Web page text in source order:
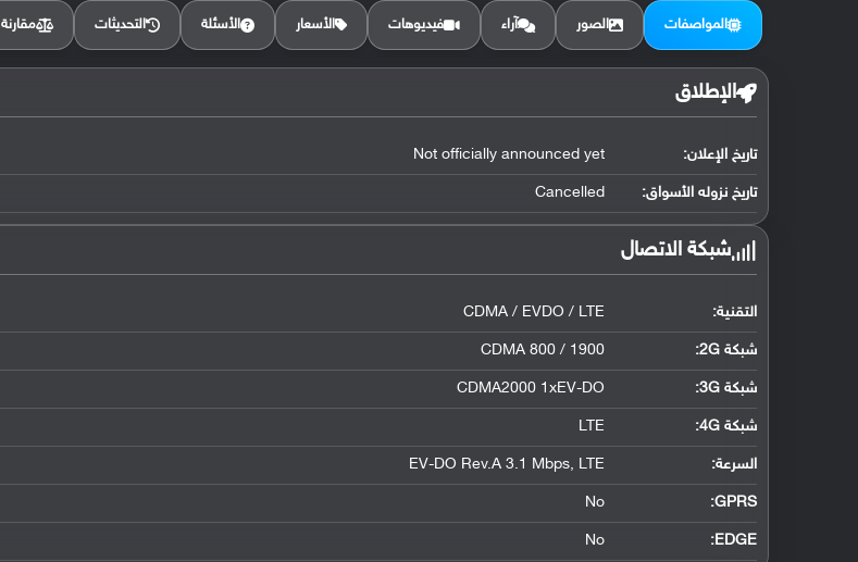
المواصفات الصور آراء فيديوهات الأسعار الأسئلة التحديثات مقارنة
الإطلاق
تاريخ الإعلان: Not officially announced yet
تاريخ نزوله الأسواق: Cancelled
شبكة الاتصال
التقنية: CDMA / EVDO / LTE
شبكة 2G: CDMA 800 / 1900
شبكة 3G :
CDMA2000 1xEV-DO
شبكة 4G :
LTE
السرعة: EV-DO Rev.A 3.1 Mbps, LTE
GPRS:
No
EDGE:
No